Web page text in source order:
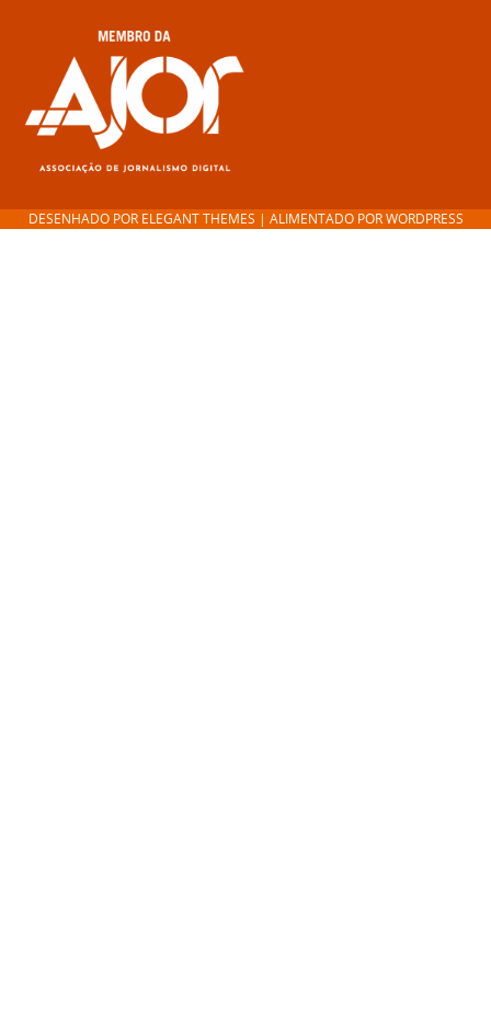
DESENHADO POR ELEGANT THEMES | ALIMENTADO PORWORDPRESS